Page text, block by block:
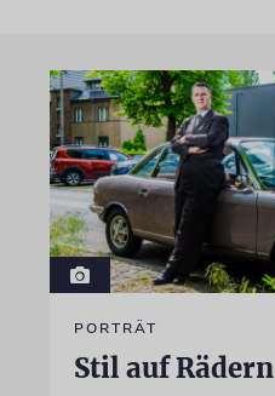
PORTRÄT
Stil auf Rädern